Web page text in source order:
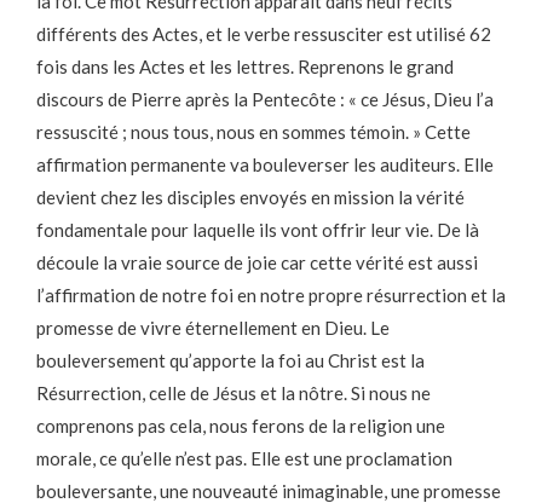
différents des Actes, et le verbe ressusciter est utilisé 62
fois dans les Actes et les lettres. Reprenons le grand
discours de Pierre après la Pentecôte : « ce Jésus, Dieu l’a
ressuscité ; nous tous, nous en sommes témoin. » Cette
affirmation permanente va bouleverser les auditeurs. Elle
devient chez les disciples envoyés en mission la vérité
fondamentale pour laquelle ils vont offrir leur vie. De là
découle la vraie source de joie car cette vérité est aussi
l’affirmation de notre foi en notre propre résurrection et la
promesse de vivre éternellement en Dieu. Le
bouleversement qu’apporte la foi au Christ est la
Résurrection, celle de Jésus et la nôtre. Si nous ne
comprenons pas cela, nous ferons de la religion une
morale, ce qu’elle n’est pas. Elle est une proclamation
bouleversante, une nouveauté inimaginable, une promesse